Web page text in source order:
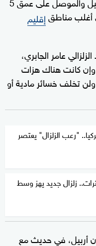
أغلب مناطقإقليم
عامر الجابري،
وإن كانت هناك هزات
تخلف خسائر مادية أو
"رعب الزلزال" يعتصر
كيلومترات.. زلزال جديد يهز وسط
أربيل، في حديث مع